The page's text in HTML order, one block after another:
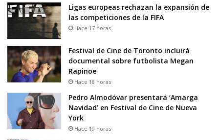
Ligas europeas rechazan la expansión de
las competiciones de la FIFA
Hace 17 horas
Festival de Cine de Toronto incluirá
documental sobre futbolista Megan
Rapinoe
Hace 18 horas
Pedro Almodóvar presentará ‘Amarga
Navidad’ en Festival de Cine de Nueva
York
Hace 19 horas